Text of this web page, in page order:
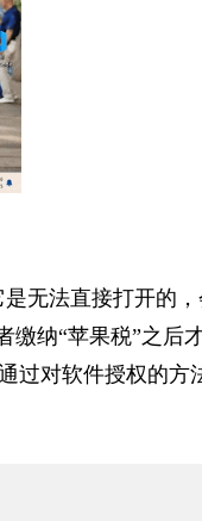
无法直接打开的
缴纳“苹果税”之后
过对软件授权的方